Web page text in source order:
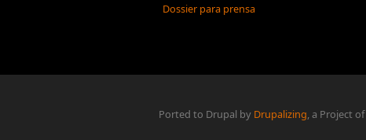
Dossier para prensa
Ported to Drupal by Drupalizing, a Project of